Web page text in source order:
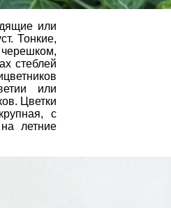
или
Тонкие,
стеблей
или
Цветки
с
летние